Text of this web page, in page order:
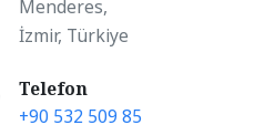
Menderes,
İzmir, Türkiye
Telefon
+90 532 509 85